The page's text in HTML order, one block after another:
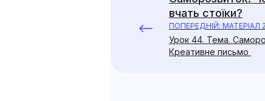
вчать стоїки?
ПОПЕРЕДНІЙ: МАТЕРІАЛ 2
Урок 44. Тема.
Креативне письмо